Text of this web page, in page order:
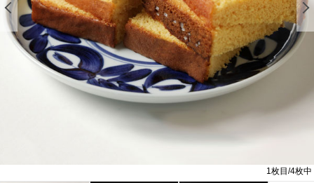
前の画像を表示する
1枚目/4枚中